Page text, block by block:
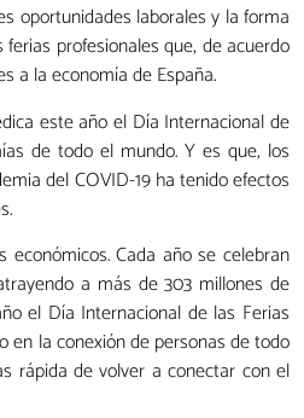
oportunidades laborales y la forma
profesionales que, de acuerdo
a la economía de España.
este año el Día Internacional de
de todo el mundo. Y es que, los
del COVID-19 ha tenido efectos
Cada año se celebran
a más de 303 millones de
el Día Internacional de las Ferias
en la conexión de personas de todo
rápida de volver a conectar con el